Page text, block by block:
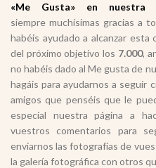
«Me Gusta» en nuestra
siempre muchísimas gracias a
habéis ayudado a alcanzar esta
del próximo objetivo los 7.000,
no habéis dado al Me gusta de
hagáis para ayudarnos a seguir
amigos que penséis que le
especial nuestra página a
vuestros comentarios para
enviarnos las fotografías de
la galería fotográfica con otros